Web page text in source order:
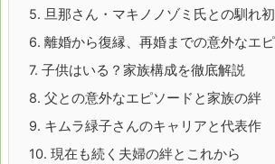
5. 旦那さん・マキノノゾミ氏との馴れ
6. 離婚から復縁、再婚までの意外なエ
7. 子供はいる？家族構成を徹底解説
8. 父との意外なエピソードと家族の絆
9. キムラ緑子さんのキャリアと代表作
10. 現在も続く夫婦の絆とこれから